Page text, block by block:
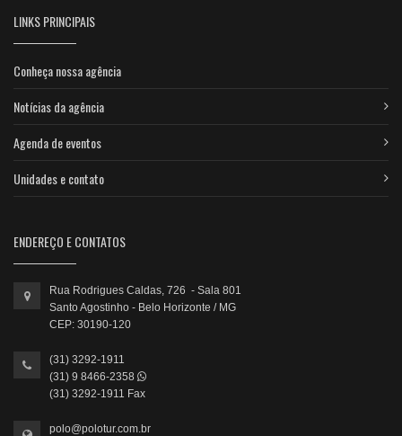
LINKS PRINCIPAIS
Conheça nossa agência
Notícias da agência
Agenda de eventos
Unidades e contato
ENDEREÇO E CONTATOS
Rua Rodrigues Caldas, 726 - Sala 801
Santo Agostinho - Belo Horizonte / MG
CEP: 30190-120
(31) 3292-1911
(31) 9 8466-2358
(31) 3292-1911 Fax
polo@polotur.com.br